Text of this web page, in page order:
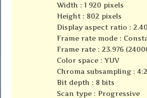
Width : 1 920 pixels
Height : 802 pixels
Display aspect ratio :
Frame rate mode :
Frame rate : 23.976
Color space : YUV
Chroma subsampling :
Bit depth : 8 bits
Scan type : Progressive